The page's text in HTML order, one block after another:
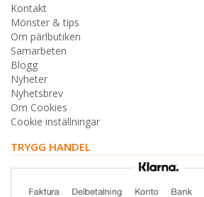
Kontakt
Mönster & tips
Om pärlbutiken
Samarbeten
Blogg
Nyheter
Nyhetsbrev
Om Cookies
Cookie inställningar
TRYGG HANDEL